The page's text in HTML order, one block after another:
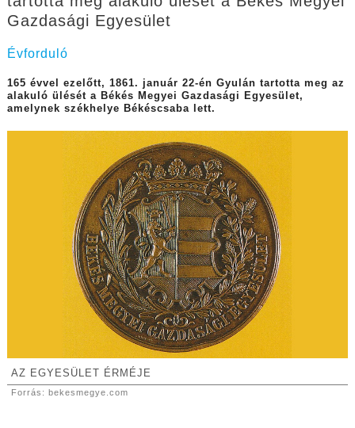
Gazdasági Egyesület
Évforduló
165 évvel ezelőtt, 1861. január 22-én Gyulán tartotta meg az
alakuló ülését a Békés Megyei Gazdasági Egyesület,
amelynek székhelye Békéscsaba lett.
AZ EGYESÜLET ÉRMÉJE
Forrás: bekesmegye.com